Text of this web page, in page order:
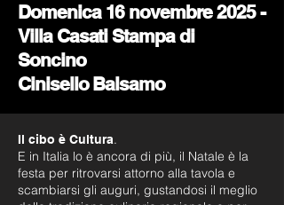
Domenica 16 novembre 2025 -
Villa Casati Stampa di
Soncino
Cinisello Balsamo
Il cibo è Cultura.
E in Italia lo è ancora di più, il Natale è la
festa per ritrovarsi attorno alla tavola e
scambiarsi gli auguri, gustandosi il meglio